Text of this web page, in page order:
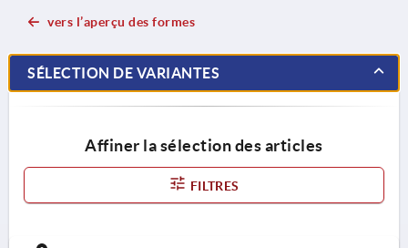
vers l’aperçu des formes
SÉLECTION DE VARIANTES
Affiner la sélection des articles
FILTRES